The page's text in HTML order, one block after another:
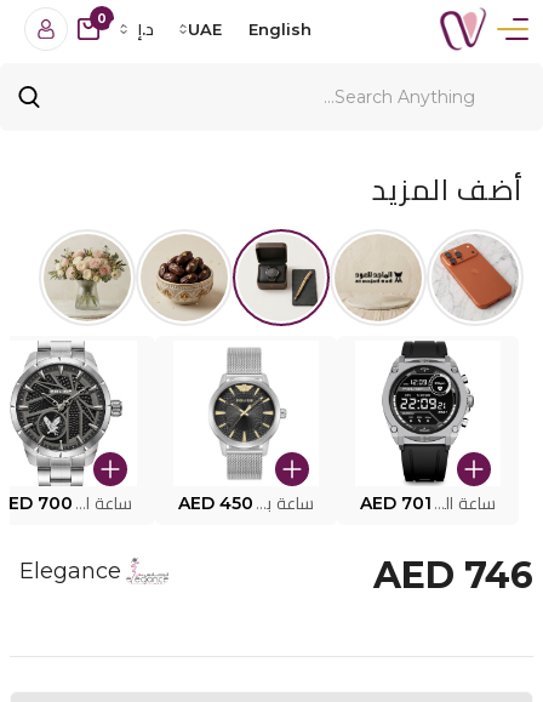
English
UAE د.إ
0
أضف المزيد
ساعة البوليس الذكية MY.AVATAR PEIUN0000101 AED 701 ساعة بوليس للرجال PEWJG0005002 AED 450 ساعة البوليس PEWJG2227302 700
AED 746
Elegance